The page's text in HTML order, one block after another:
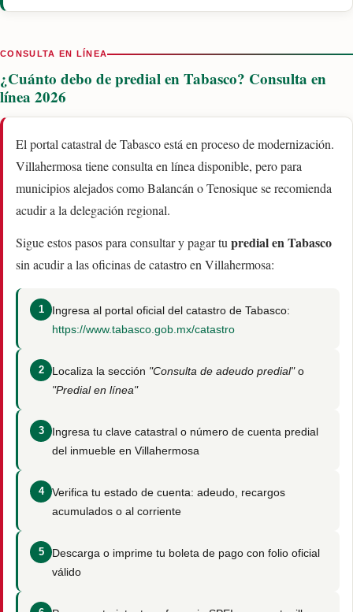
CONSULTA EN LÍNEA
¿Cuánto debo de predial en Tabasco? Consulta en
línea 2026
El portal catastral de Tabasco está en proceso de modernización.
Villahermosa tiene consulta en línea disponible, pero para
municipios alejados como Balancán o Tenosique se recomienda
acudir a la delegación regional.
Sigue estos pasos para consultar y pagar tu predial en Tabasco
sin acudir a las oficinas de catastro en Villahermosa:
Ingresa al portal oficial del catastro de Tabasco:
https://www.tabasco.gob.mx/catastro
Localiza la sección "Consulta de adeudo predial"o
"Predial en línea"
Ingresa tu clave catastral o número de cuenta predial
del inmueble en Villahermosa
Verifica tu estado de cuenta: adeudo, recargos
acumulados o al corriente
Descarga o imprime tu boleta de pago con folio oficial
válido